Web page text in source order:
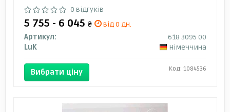
0 відгуків
5 755 - 6 045 ₴
від 0 дн.
Артикул:
618 3095 00
LuK
Німеччина
Вибрати ціну Код: 1084536